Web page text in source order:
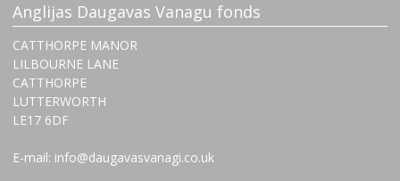
Anglijas Daugavas Vanagu fonds
CATTHORPE MANOR
LILBOURNE LANE
CATTHORPE
LUTTERWORTH
‌LE17 6DF
E-mail: info@daugavasvanagi.co.uk